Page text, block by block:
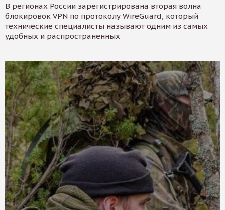
В регионах России зарегистрирована вторая волна
блокировок VPN по протоколу WireGuard, который
технические специалисты называют одним из самых
удобных и распространенных